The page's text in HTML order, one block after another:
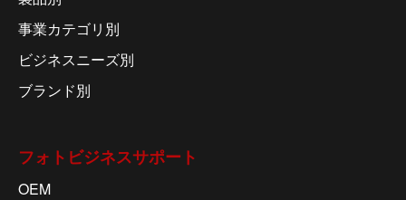
事業カテゴリ別
ビジネスニーズ別
ブランド別
フォトビジネスサポート
OEM